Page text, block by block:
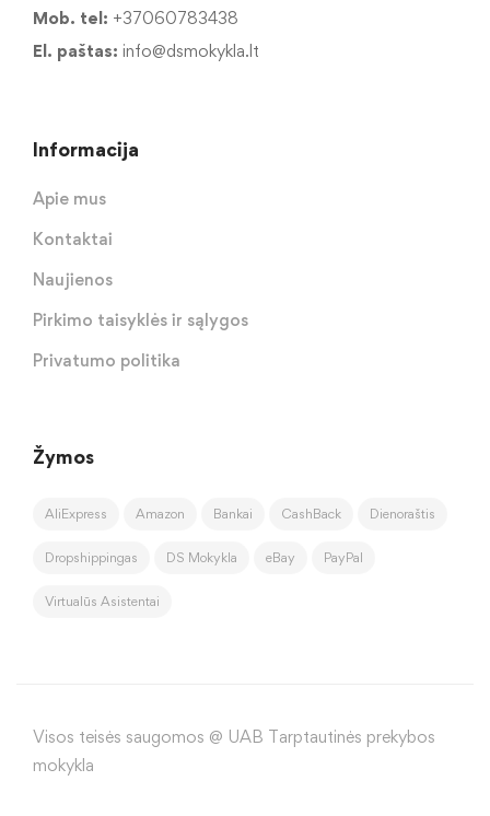
Mob. tel: +37060783438
El. paštas: info@dsmokykla.lt
Informacija
Apie mus
Kontaktai
Naujienos
Pirkimo taisyklės ir sąlygos
Privatumo politika
Žymos
AliExpress Amazon Bankai CashBack Dienoraštis
Dropshippingas DS Mokykla eBay PayPal
Virtualūs Asistentai
Visos teisės saugomos @ UAB Tarptautinės prekybos
mokykla